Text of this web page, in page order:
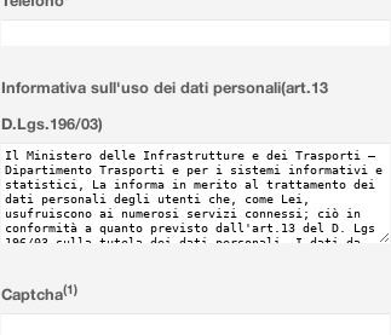
Informativa sull'uso dei dati personali(art.13
D.Lgs.196/03)
Captcha(1)